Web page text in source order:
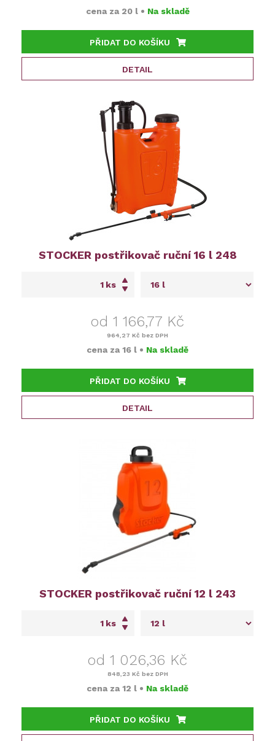
cena za 20 l • Na skladě
PŘIDAT DO KOŠÍKU
DETAIL
STOCKER postřikovač ruční 16 l 248
ks
od 1 166,77 Kč
964,27 Kč bez DPH
cena za 16 l • Na skladě
PŘIDAT DO KOŠÍKU
DETAIL
STOCKER postřikovač ruční 12 l 243
ks
od 1 026,36 Kč
848,23 Kč bez DPH
cena za 12 l • Na skladě
PŘIDAT DO KOŠÍKU